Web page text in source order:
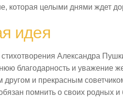
которая целыми днями ждет
идея
Александра
благодарность и уважение
другом и прекрасным
помнить о своих родных